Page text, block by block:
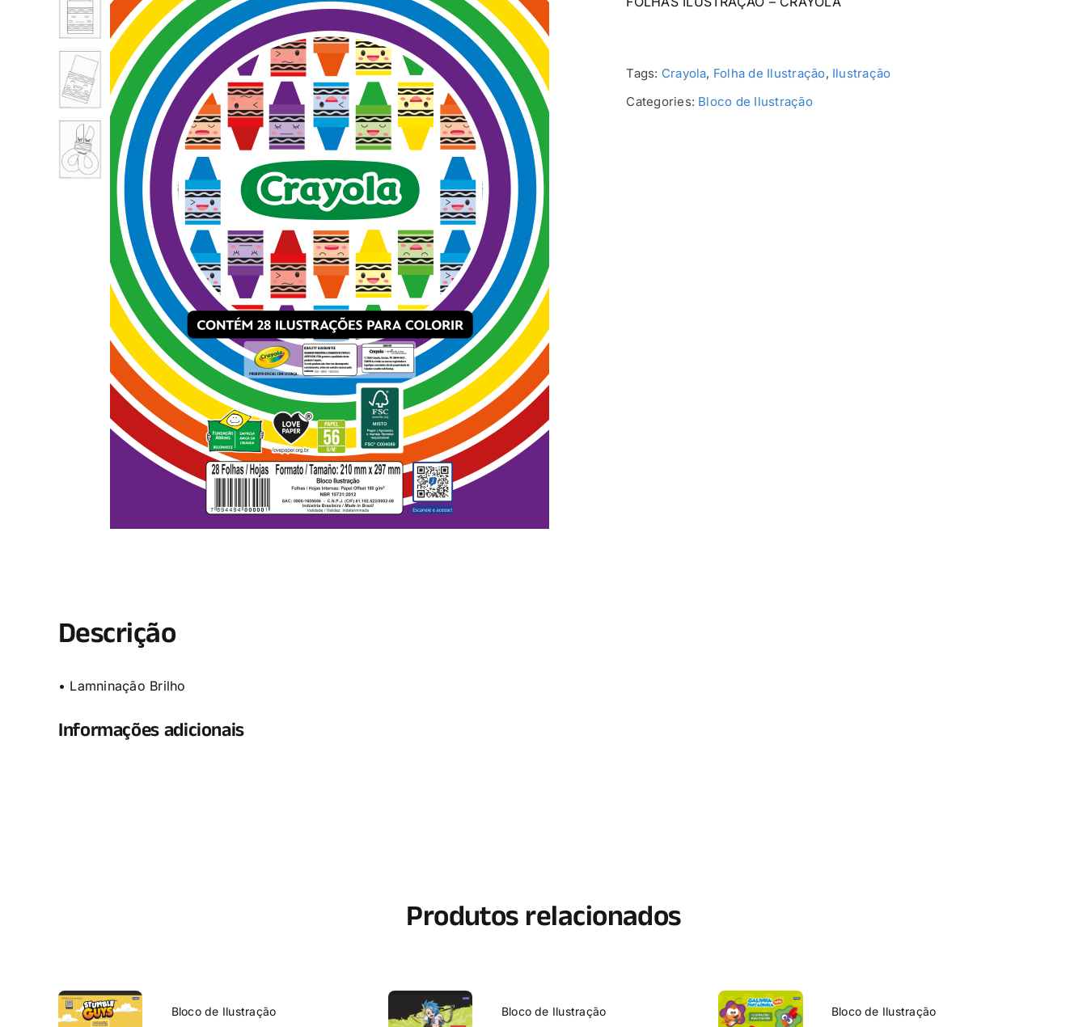
Tags: Crayola, Folha de Ilustração, Ilustração
Categories: Bloco de Ilustração
Descrição
• Lamninação Brilho
Informações adicionais
Produtos relacionados
Bloco de Ilustração Bloco de Ilustração Bloco de Ilustração